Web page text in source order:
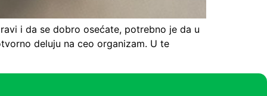
i da se dobro osećate, potrebno je da u
deluju na ceo organizam. U te